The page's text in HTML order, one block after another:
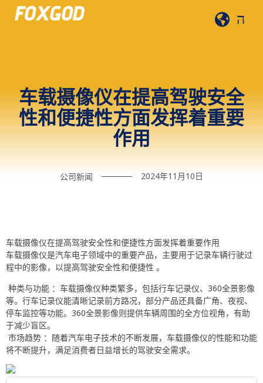
车载摄像仪在提高驾驶安全
性和便捷性方面发挥着重要
作用
公司新闻 2024年11月10日
车载摄像仪在提高驾驶安全性和便捷性方面发挥着重要作用
车载摄像仪是汽车电子领域中的重要产品，主要用于记录车辆行驶过
程中的影像，以提高驾驶安全性和便捷性 ‌。
‌ 种类与功能 ‌：车载摄像仪种类繁多，包括行车记录仪、360全景影像
等。行车记录仪能清晰记录前方路况，部分产品还具备广角、夜视、
停车监控等功能。360全景影像则提供车辆周围的全方位视角，有助
于减少盲区。
‌ 市场趋势 ‌：随着汽车电子技术的不断发展，车载摄像仪的性能和功能
将不断提升，满足消费者日益增长的驾驶安全需求。